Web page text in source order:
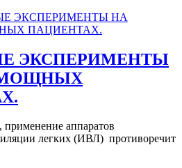
ЭКСПЕРИМЕНТЫ
применение аппаратов
легких (ИВЛ) противоречит